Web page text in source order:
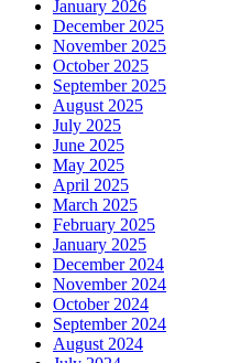
January 2026
December 2025
November 2025
October 2025
September 2025
August 2025
July 2025
June 2025
May 2025
April 2025
March 2025
February 2025
January 2025
December 2024
November 2024
October 2024
September 2024
August 2024